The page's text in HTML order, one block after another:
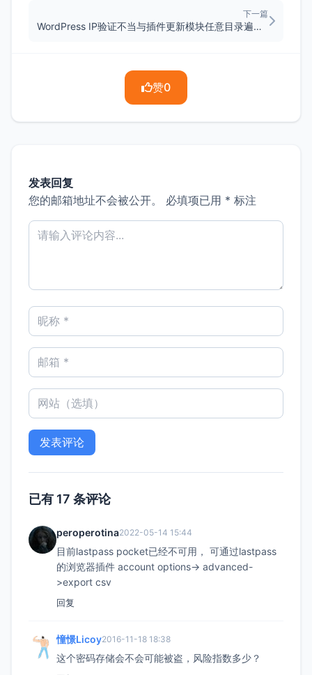
下一篇
WordPress IP验证不当与插件更新模块任意目录遍历漏洞
赞0
发表回复
您的邮箱地址不会被公开。
必填项已用 * 标注
已有 17 条评论
peroperotina2022-05-14 15:44
目前lastpass pocket已经不可用， 可通过lastpass
的浏览器插件 account options-> advanced-
>export csv
回复
憧憬Licoy2016-11-18 18:38
这个密码存储会不会可能被盗，风险指数多少？